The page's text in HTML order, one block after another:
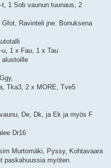
1 Sob vaunun tuunaus, 2
Ravinteli jne. Bonuksena
1 x Fau, 1 x Tau
alustoille
Tka3, 2 x MORE, Tve5
De, Dk, ja Ek ja myös F
Dr16
Murtomäki, Pyssy, Kohtavaara
paskahuussia myöten.